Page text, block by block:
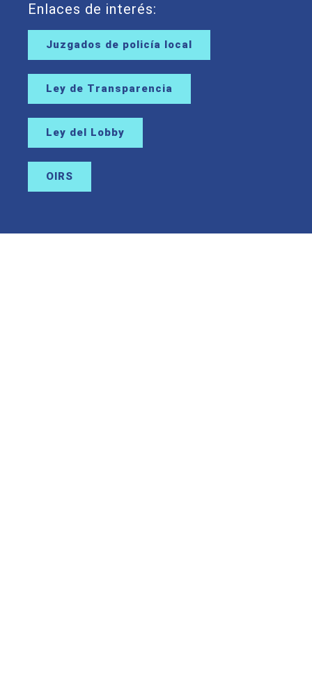
Enlaces de interés:
Juzgados de policía local
Ley de Transparencia
Ley del Lobby
OIRS